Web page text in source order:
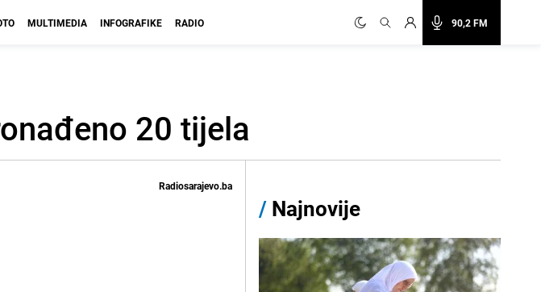
90,2 FM
MULTIMEDIA INFOGRAFIKE RADIO
20 tijela
Radiosarajevo.ba
/ Najnovije